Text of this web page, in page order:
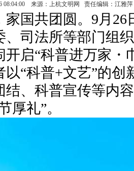
08:04:00 来源：上杭文明网 责任编辑：江雅
家国共团圆。9月26
、司法所等部门组
启“科普进万家・
“科普+文艺”的创
结、科普宣传等内
厚礼”。